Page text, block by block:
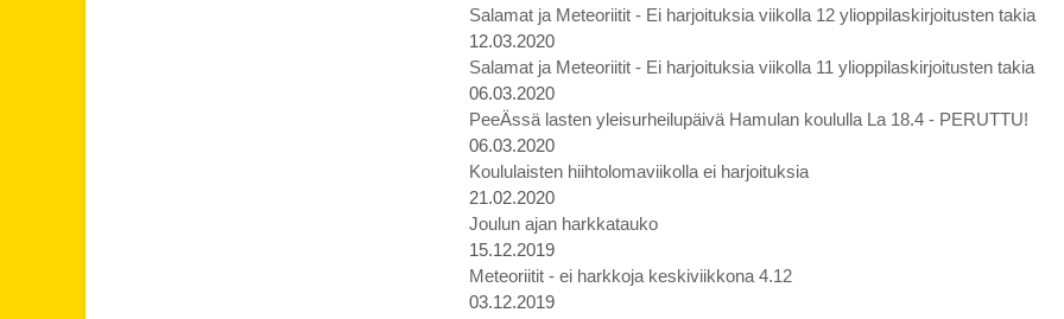
Salamat ja Meteoriitit - Ei harjoituksia viikolla 12 ylioppilaskirjoitusten takia
12.03.2020
Salamat ja Meteoriitit - Ei harjoituksia viikolla 11 ylioppilaskirjoitusten takia
06.03.2020
PeeÄssä lasten yleisurheilupäivä Hamulan koululla La 18.4 - PERUTTU!
06.03.2020
Koululaisten hiihtolomaviikolla ei harjoituksia
21.02.2020
Joulun ajan harkkatauko
15.12.2019
Meteoriitit - ei harkkoja keskiviikkona 4.12
03.12.2019